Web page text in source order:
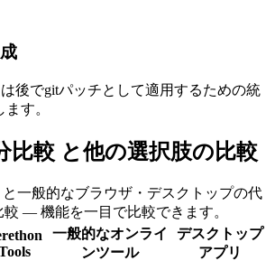
後でgitパッチとして適用するための統
す。
比較 と他の選択肢の比較
一般的なブラウザ・デスクトップの代
較 — 機能を一目で比較できます。
一般的なオンライ
ンツール
デスクトップ
アプリ